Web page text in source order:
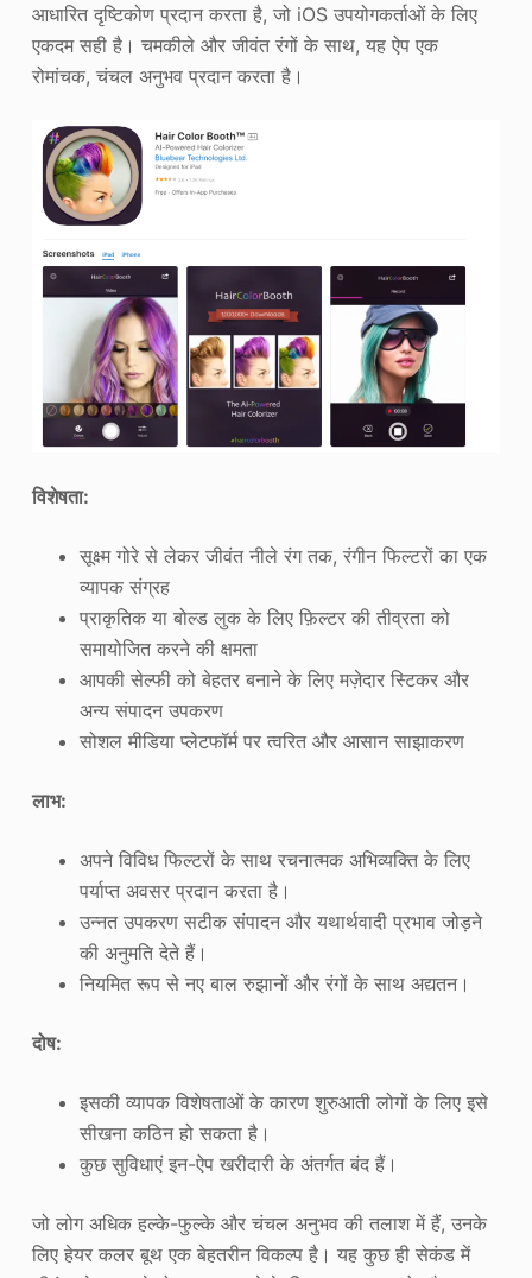
आधारित दृष्टिकोण प्रदान करता है, जो iOS उपयोगकर्ताओं के लिए
एकदम सही है। चमकीले और जीवंत रंगों के साथ, यह ऐप एक
रोमांचक, चंचल अनुभव प्रदान करता है।
विशेषता:
सूक्ष्म गोरे से लेकर जीवंत नीले रंग तक, रंगीन फिल्टरों का एक
व्यापक संग्रह
प्राकृतिक या बोल्ड लुक के लिए फ़िल्टर की तीव्रता को
समायोजित करने की क्षमता
आपकी सेल्फी को बेहतर बनाने के लिए मज़ेदार स्टिकर और
अन्य संपादन उपकरण
सोशल मीडिया प्लेटफॉर्म पर त्वरित और आसान साझाकरण
लाभ:
अपने विविध फिल्टरों के साथ रचनात्मक अभिव्यक्ति के लिए
पर्याप्त अवसर प्रदान करता है।
उन्नत उपकरण सटीक संपादन और यथार्थवादी प्रभाव जोड़ने
की अनुमति देते हैं।
नियमित रूप से नए बाल रुझानों और रंगों के साथ अद्यतन।
दोष:
इसकी व्यापक विशेषताओं के कारण शुरुआती लोगों के लिए इसे
सीखना कठिन हो सकता है।
कुछ सुविधाएं इन-ऐप खरीदारी के अंतर्गत बंद हैं।
जो लोग अधिक हल्के-फुल्के और चंचल अनुभव की तलाश में हैं, उनके
लिए हेयर कलर बूथ एक बेहतरीन विकल्प है। यह कुछ ही सेकंड में